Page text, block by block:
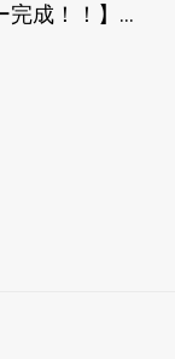
完成！！】...